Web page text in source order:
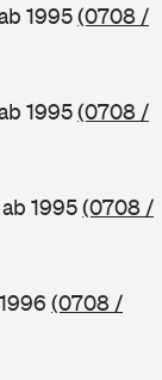
1995(0708 /
1995(0708 /
1995(0708 /
(0708 /